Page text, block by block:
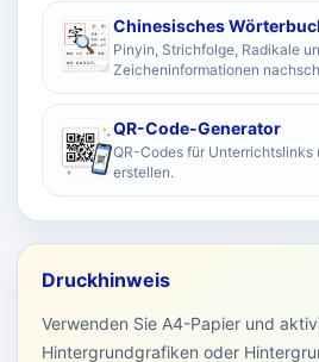
Chinesisches
Pinyin, Strichfolge, Radikale
Zeicheninformationen
QR-Code-Generator
QR-Codes für Unterrichtslinks
erstellen.
Druckhinweis
Verwenden Sie A4-Papier und
Hintergrundgrafiken oder